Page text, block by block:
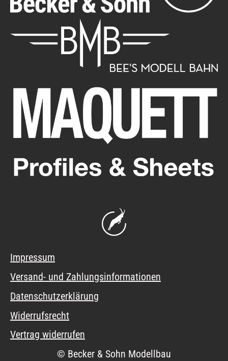
Impressum
Versand- und Zahlungsinformationen
Datenschutzerklärung
Widerrufsrecht
Vertrag widerrufen
© Becker & Sohn Modellbau